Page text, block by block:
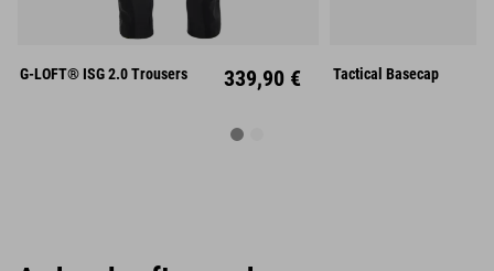
S
XL XXL
G-LOFT® ISG 2.0 Trousers 339,90 € Unisize
Tactical Basecap